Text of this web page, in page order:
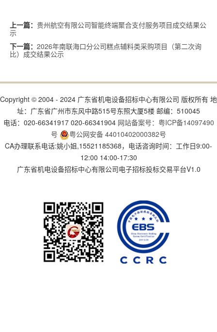
上一篇： 贵州航空有限公司智能终端聚合支付服务项目成交结果公
示
下一篇： 2026年南联海口分公司糕点辅料类采购项目（第二次询
比）成交结果公示
Copyright © 2004 - 2024 广东省机电设备招标中心有限公司 版权所有 地
址：广东省广州市东风中路515号东照大厦5楼 邮编：510045
电话：020-66341917 020-66341904 网站备案号：粤ICP备14097490
号
粤公网安备 44010402000382号
CA办理联系电话:姚小姐,15521185368，电话咨询时间：工作日9:00-
12:00 14:00-17:30
广东省机电设备招标中心有限公司电子招标投标交易平台V1.0